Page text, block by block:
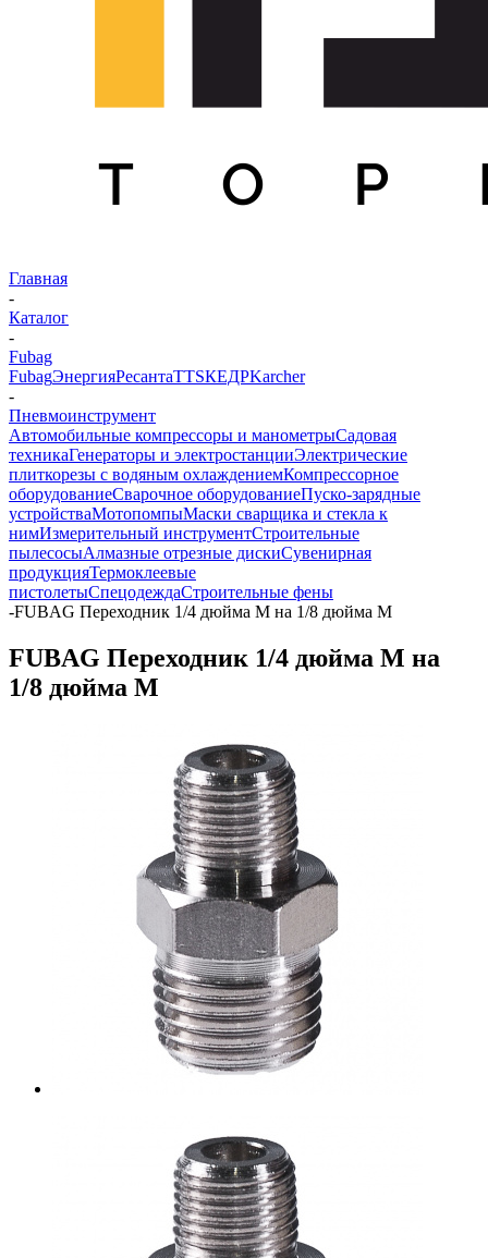
Главная
-
Каталог
-
Fubag
FubagЭнергияРесантаTTSКЕДРKarcher
-
Пневмоинструмент
Автомобильные компрессоры и манометрыСадовая
техникаГенераторы и электростанцииЭлектрические
плиткорезы с водяным охлаждениемКомпрессорное
оборудованиеСварочное оборудованиеПуско-зарядные
устройстваМотопомпыМаски сварщика и стекла к
нимИзмерительный инструментСтроительные
пылесосыАлмазные отрезные дискиСувенирная
продукцияТермоклеевые
пистолетыСпецодеждаСтроительные фены
-FUBAG Переходник 1/4 дюйма M на 1/8 дюйма M
FUBAG Переходник 1/4 дюйма M на
1/8 дюйма M